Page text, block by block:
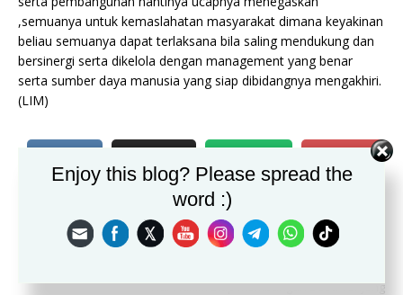
,semuanya untuk kemaslahatan masyarakat dimana keyakinan
beliau semuanya dapat terlaksana bila saling mendukung dan
bersinergi serta dikelola dengan management yang benar
serta sumber daya manusia yang siap dibidangnya mengakhiri.
(LIM)
Sertijab Kades Kecamatan Sukaraja Tekankan Konsolidasi Pasca
Nur Hakim Siap Membangun Desa Tonjong
Enjoy this blog? Please spread the
word :)